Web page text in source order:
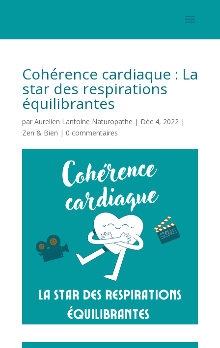
Cohérence cardiaque : La
star des respirations
équilibrantes
par Aurelien Lantoine Naturopathe | Déc 4, 2022|
Zen & Bien | 0 commentaires